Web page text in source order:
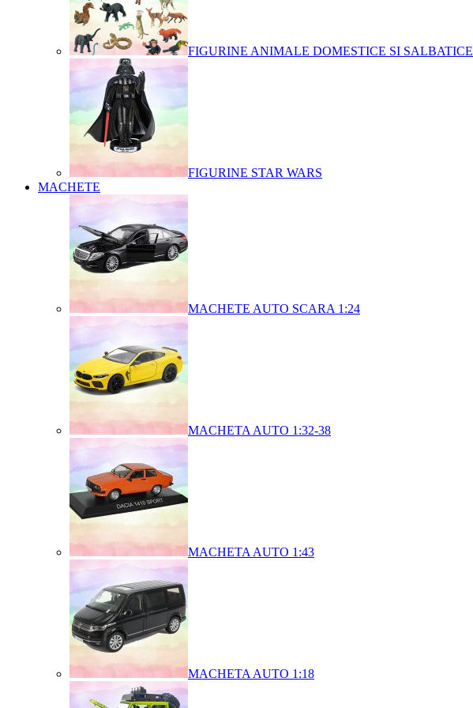
FIGURINE ANIMALE DOMESTICE SI SALBATICE
FIGURINE STAR WARS
MACHETE
MACHETE AUTO SCARA 1:24
MACHETA AUTO 1:32-38
MACHETA AUTO 1:43
MACHETA AUTO 1:18